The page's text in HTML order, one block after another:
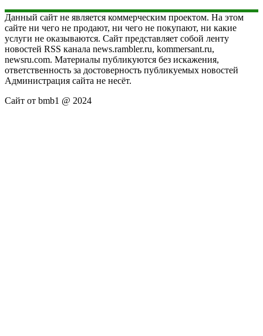
Данный сайт не является коммерческим проектом. На этом
сайте ни чего не продают, ни чего не покупают, ни какие
услуги не оказываются. Сайт представляет собой ленту
новостей RSS канала news.rambler.ru, kommersant.ru,
newsru.com. Материалы публикуются без искажения,
ответственность за достоверность публикуемых новостей
Администрация сайта не несёт.
Сайт от bmb1 @ 2024